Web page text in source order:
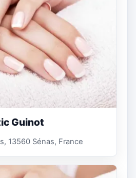
Guinot
13560 Sénas, France